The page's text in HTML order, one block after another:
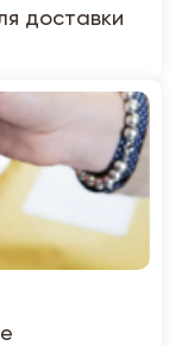
доставки